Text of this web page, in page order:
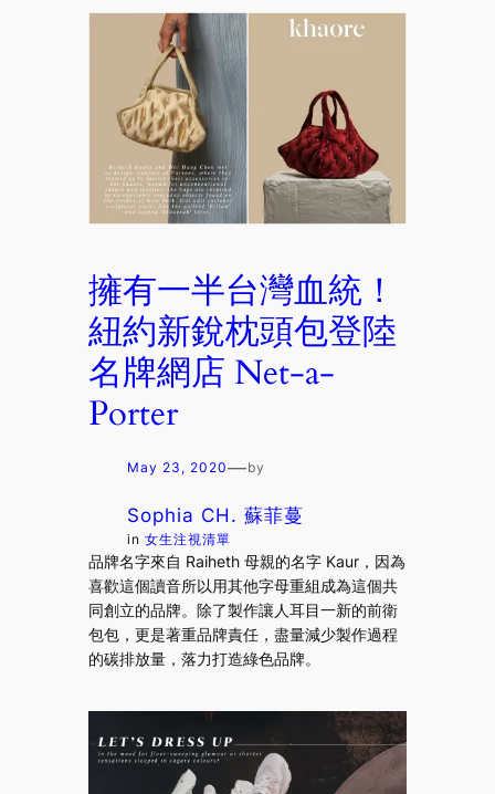
擁有一半台灣血統！
紐約新銳枕頭包登陸
名牌網店 Net-a-
Porter
May 23, 2020—by
Sophia CH. 蘇菲蔓
in女生注視清單
品牌名字來自 Raiheth 母親的名字 Kaur，因為
喜歡這個讀音所以用其他字母重組成為這個共
同創立的品牌。除了製作讓人耳目一新的前衛
包包，更是著重品牌責任，盡量減少製作過程
的碳排放量，落力打造綠色品牌。